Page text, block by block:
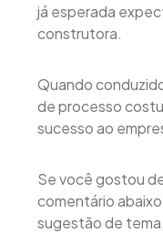
já esperada
construtora.
Quando
de processo
sucesso ao
Se você gostou
comentário
sugestão de